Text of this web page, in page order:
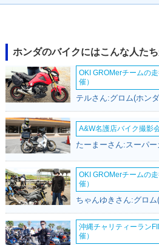
2009年 TODAY F S
pecial・特別・限定
仕様
追加
2008年 TODAY Spe
cial・追加
2007年 TODAY
ホンダのバイクにはこんな人た
OKI GROMerチームの
催）
テルさん:グロム(ホン
A&W名護店バイク撮影
たーまーさん:スーパ
OKI GROMerチームの
催）
ちゃんゆきさん:グロム
沖縄チャリティーラン
催）